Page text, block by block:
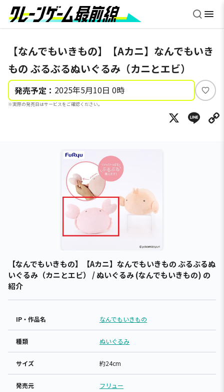
【なんでもいきもの】【Aカニ】なんでもいき
もの ぶるぶるぬいぐるみ（カニとエビ）
発売予定： 2025年5月10日 0時
※実際の発売日はサービスをご確認ください。
い
ね
X
【なんでもいきもの】【Aカニ】なんでもいきもの ぶるぶるぬ
いぐるみ（カニとエビ） / ぬいぐるみ (なんでもいきもの) の
紹介
IP・作品名 なんでもいきもの
種類 ぬいぐるみ
サイズ 約24cm
発売元 フリュー